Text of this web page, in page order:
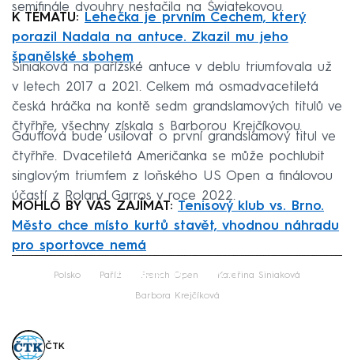
semifinále dvouhry nestačila na Šwiatekovou.
K TÉMATU: Lehečka je prvním Čechem, který
porazil Nadala na antuce. Zkazil mu jeho
španělské sbohem
Siniaková na pařížské antuce v deblu triumfovala už
v letech 2017 a 2021. Celkem má osmadvacetiletá
česká hráčka na kontě sedm grandslamových titulů ve
čtyřhře, všechny získala s Barborou Krejčíkovou.
Gauffová bude usilovat o první grandslamový titul ve
čtyřhře. Dvacetiletá Američanka se může pochlubit
singlovým triumfem z loňského US Open a finálovou
účastí z Roland Garros v roce 2022.
MOHLO BY VÁS ZAJÍMAT: Tenisový klub vs. Brno.
Město chce místo kurtů stavět, vhodnou náhradu
pro sportovce nemá
Failed to fetch
Polsko Paříž French Open Kateřina Siniaková
Barbora Krejčíková
ČTK